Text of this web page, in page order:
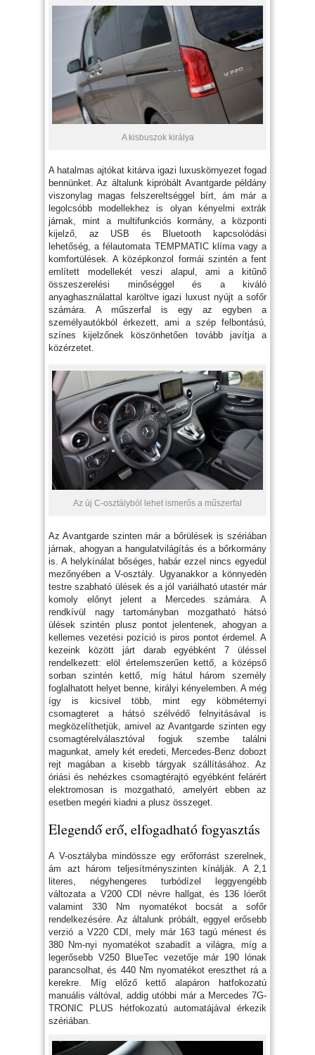
A kisbuszok királya
A hatalmas ajtókat kitárva igazi luxuskörnyezet fogad
bennünket. Az általunk kipróbált Avantgarde példány
viszonylag magas felszereltséggel bírt, ám már a
legolcsóbb modellekhez is olyan kényelmi extrák
járnak, mint a multifunkciós kormány, a központi
kijelző, az USB és Bluetooth kapcsolódási
lehetőség, a félautomata TEMPMATIC klíma vagy a
komfortülések. A középkonzol formái szintén a fent
említett modellekét veszi alapul, ami a kitűnő
összeszerelési minőséggel és a kiváló
anyaghasználattal karöltve igazi luxust nyújt a sofőr
számára. A műszerfal is egy az egyben a
személyautókból érkezett, ami a szép felbontású,
színes kijelzőnek köszönhetően tovább javítja a
közérzetet.
Az új C-osztályból lehet ismerős a műszerfal
Az Avantgarde szinten már a bőrülések is szériában
járnak, ahogyan a hangulatvilágítás és a bőrkormány
is. A helykínálat bőséges, habár ezzel nincs egyedül
mezőnyében a V-osztály. Ugyanakkor a könnyedén
testre szabható ülések és a jól variálható utastér már
komoly előnyt jelent a Mercedes számára. A
rendkívül nagy tartományban mozgatható hátsó
ülések szintén plusz pontot jelentenek, ahogyan a
kellemes vezetési pozíció is piros pontot érdemel. A
kezeink között járt darab egyébként 7 üléssel
rendelkezett: elöl értelemszerűen kettő, a középső
sorban szintén kettő, míg hátul három személy
foglalhatott helyet benne, királyi kényelemben. A még
így is kicsivel több, mint egy köbméternyi
csomagteret a hátsó szélvédő felnyitásával is
megközelíthetjük, amivel az Avantgarde szinten egy
csomagtérelválasztóval fogjuk szembe találni
magunkat, amely két eredeti, Mercedes-Benz dobozt
rejt magában a kisebb tárgyak szállításához. Az
óriási és nehézkes csomagtérajtó egyébként felárért
elektromosan is mozgatható, amelyért ebben az
esetben megéri kiadni a plusz összeget.
Elegendő erő, elfogadható fogyasztás
A V-osztályba mindössze egy erőforrást szerelnek,
ám azt három teljesítményszinten kínálják. A 2,1
literes, négyhengeres turbódízel leggyengébb
változata a V200 CDI névre hallgat, és 136 lóerőt
valamint 330 Nm nyomatékot bocsát a sofőr
rendelkezésére. Az általunk próbált, eggyel erősebb
verzió a V220 CDI, mely már 163 tagú ménest és
380 Nm-nyi nyomatékot szabadít a világra, míg a
legerősebb V250 BlueTec vezetője már 190 lónak
parancsolhat, és 440 Nm nyomatékot ereszthet rá a
kerekre. Míg előző kettő alapáron hatfokozatú
manuális váltóval, addig utóbbi már a Mercedes 7G-
TRONIC PLUS hétfokozatú automatájával érkezik
szériában.